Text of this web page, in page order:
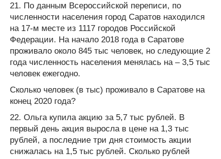
21. По данным Всероссийской переписи, по
численности населения город Саратов находился
на 17-м месте из 1117 городов Российской
Федерации. На начало 2018 года в Саратове
проживало около 845 тыс человек, но следующие 2
года численность населения менялась на – 3,5 тыс
человек ежегодно.
Сколько человек (в тыс) проживало в Саратове на
конец 2020 года?
22. Ольга купила акцию за 5,7 тыс рублей. В
первый день акция выросла в цене на 1,3 тыс
рублей, а последние три дня стоимость акции
снижалась на 1,5 тыс рублей. Сколько рублей